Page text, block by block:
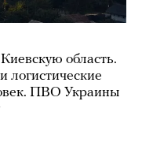
область.
ПВО Украины